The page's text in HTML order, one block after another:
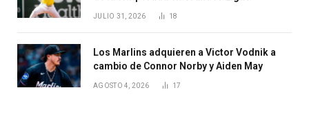
JULIO 31, 2026 18
Los Marlins adquieren a Victor Vodnik a
cambio de Connor Norby y Aiden May
AGOSTO 4, 2026 17